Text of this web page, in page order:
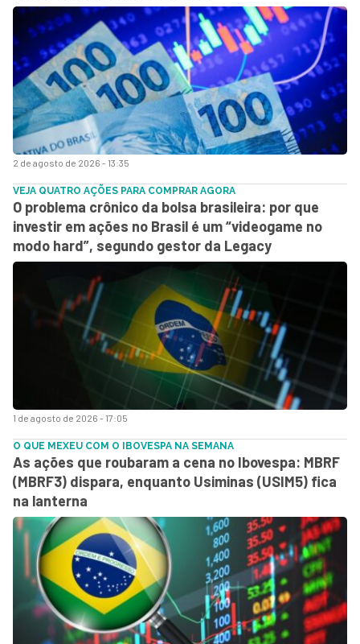
2 de agosto de 2026 - 13:35
1 de agosto de 2026 - 17:05
VEJA QUATRO AÇÕES PARA COMPRAR AGORA
O problema crônico da bolsa brasileira: por que
investir em ações no Brasil é um “videogame no
modo hard”, segundo gestor da Legacy
O QUE MEXEU COM O IBOVESPA NA SEMANA
As ações que roubaram a cena no Ibovespa: MBRF
(MBRF3) dispara, enquanto Usiminas (USIM5) fica
na lanterna